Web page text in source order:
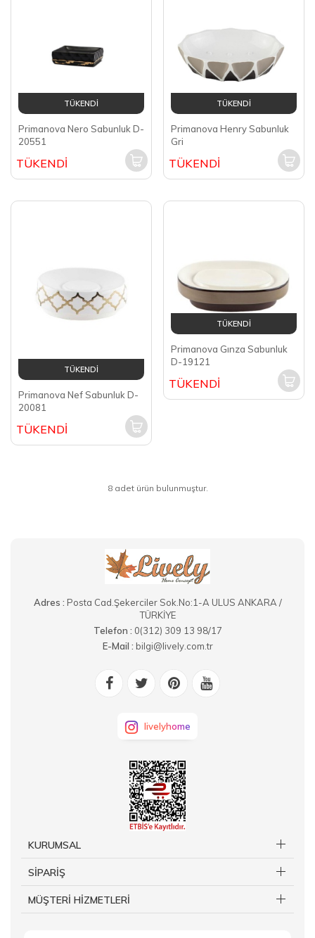
TÜKENDİ
Primanova Nero Sabunluk D-
20551
TÜKENDİ
TÜKENDİ
Primanova Henry Sabunluk
Gri
TÜKENDİ
TÜKENDİ
Primanova Nef Sabunluk D-
20081
TÜKENDİ
TÜKENDİ
Primanova Gınza Sabunluk
D-19121
TÜKENDİ
8 adet ürün bulunmuştur.
Adres : Posta Cad.Şekerciler Sok.No:1-A ULUS ANKARA /
TÜRKİYE
Telefon : 0(312) 309 13 98/17
E-Mail : bilgi@lively.com.tr
livelyhome
KURUMSAL
SİPARİŞ
MÜŞTERİ HİZMETLERİ